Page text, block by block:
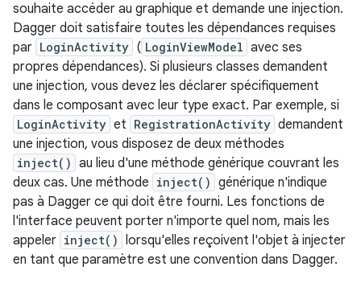
souhaite accéder au graphique et demande une injection.
Dagger doit satisfaire toutes les dépendances requises
par LoginActivity ( LoginViewModel avec ses
propres dépendances). Si plusieurs classes demandent
une injection, vous devez les déclarer spécifiquement
dans le composant avec leur type exact. Par exemple, si
LoginActivity et RegistrationActivity demandent
une injection, vous disposez de deux méthodes
inject() au lieu d'une méthode générique couvrant les
deux cas. Une méthode inject() générique n'indique
pas à Dagger ce qui doit être fourni. Les fonctions de
l'interface peuvent porter n'importe quel nom, mais les
appeler inject() lorsqu'elles reçoivent l'objet à injecter
en tant que paramètre est une convention dans Dagger.